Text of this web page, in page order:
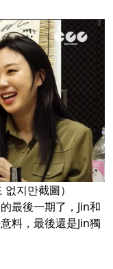
지만截圖）
最後一期了，Jin和
料，最後還是Jin獨